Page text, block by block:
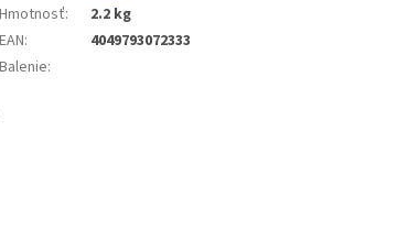
Hmotnosť:
2.2 kg
EAN:
4049793072333
Balenie: